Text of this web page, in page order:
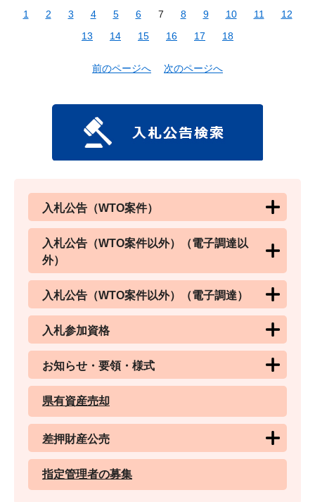
1 2 3 4 5 6 7 8 9 10 11
12
13
14 15 16 17 18
前のページへ 次のページへ
入札公告（WTO案件）
入札公告（WTO案件以外）（電子調達以
外）
入札公告（WTO案件以外）（電子調達）
入札参加資格
お知らせ・要領・様式
県有資産売却
差押財産公売
指定管理者の募集